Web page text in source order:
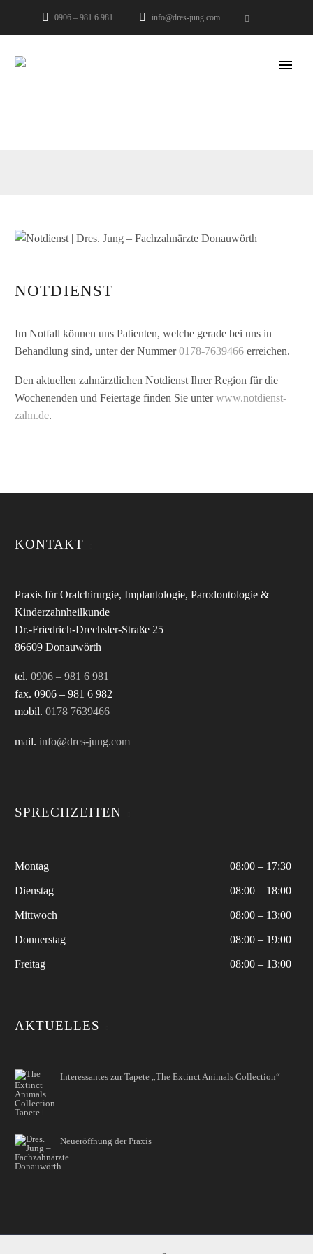
0906 – 981 6 981 info@dres-jung.com
NOTDIENST
Im Notfall können uns Patienten, welche gerade bei uns in
Behandlung sind, unter der Nummer0178-7639466 erreichen.
Den aktuellen zahnärztlichen Notdienst Ihrer Region für die
Wochenenden und Feiertage finden Sie unterwww.notdienst-
zahn.de.
KONTAKT
Praxis für Oralchirurgie, Implantologie, Parodontologie &
Kinderzahnheilkunde
Dr.-Friedrich-Drechsler-Straße 25
86609 Donauwörth
tel. 0906 – 981 6 981
fax. 0906 – 981 6 982
mobil. 0178 7639466
mail. info@dres-jung.com
SPRECHZEITEN
Montag 08:00 – 17:30
Dienstag 08:00 – 18:00
Mittwoch 08:00 – 13:00
Donnerstag 08:00 – 19:00
Freitag 08:00 – 13:00
AKTUELLES
Interessantes zur Tapete „The Extinct Animals Collection“
Neueröffnung der Praxis